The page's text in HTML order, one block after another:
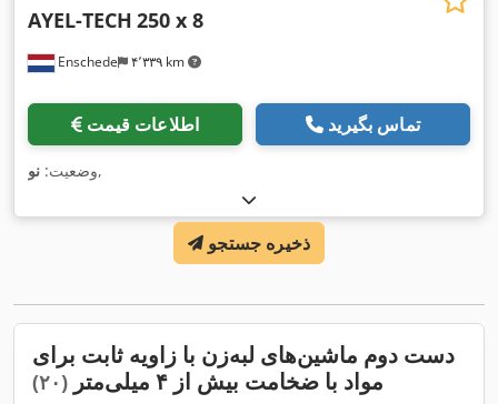
Enschede ۴٬۳۳۹ km
AYEL-TECH 250 x 8
اطلاعات قیمت تماس بگیرید
وضعیت: نو ,
ذخیره جستجو
دست دوم ماشین‌های لبه‌زن با زاویه ثابت برای
مواد با ضخامت بیش از ۴ میلی‌متر
(۲۰)